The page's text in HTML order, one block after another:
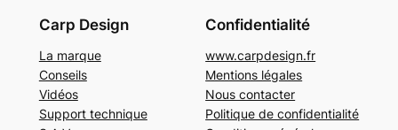
Carp Design
La marque
Conseils
Vidéos
Support technique
Confidentialité
www.carpdesign.fr
Mentions légales
Nous contacter
Politique de confidentialité